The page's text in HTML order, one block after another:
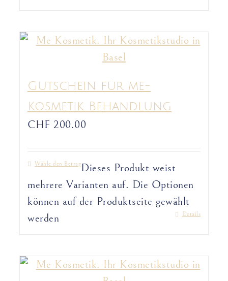
Gutschein für me-
Kosmetik Behandlung
CHF 200.00
Wähle den BetragDieses Produkt weist
mehrere Varianten auf. Die Optionen
können auf der Produktseite gewählt
werden
Details